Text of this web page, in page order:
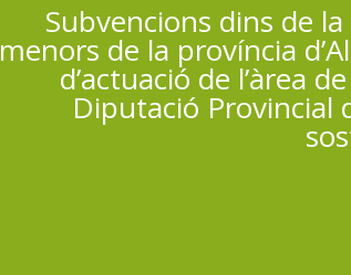
Subvencions dins de
menors de la província
d’actuació de l’àrea
Diputació Provincial